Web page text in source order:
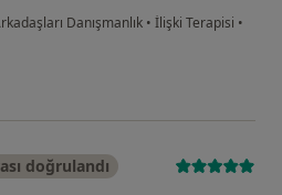
Danışmanlık • İlişki Terapisi •
doğrulandı